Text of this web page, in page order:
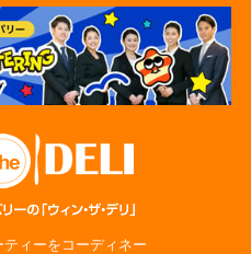
ィーをコーディネー